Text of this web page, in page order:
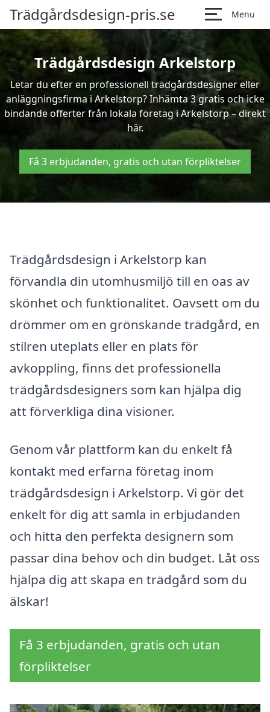
Trädgårdsdesign-pris.se Menu
Trädgårdsdesign Arkelstorp
Letar du efter en professionell trädgårdsdesigner eller
anläggningsfirma i Arkelstorp? Inhämta 3 gratis och icke
bindande offerter från lokala företag i Arkelstorp – direkt
här.
Få 3 erbjudanden, gratis och utan förpliktelser
Trädgårdsdesign i Arkelstorp kan
förvandla din utomhusmiljö till en oas av
skönhet och funktionalitet. Oavsett om du
drömmer om en grönskande trädgård, en
stilren uteplats eller en plats för
avkoppling, finns det professionella
trädgårdsdesigners som kan hjälpa dig
att förverkliga dina visioner.
Genom vår plattform kan du enkelt få
kontakt med erfarna företag inom
trädgårdsdesign i Arkelstorp. Vi gör det
enkelt för dig att samla in erbjudanden
och hitta den perfekta designern som
passar dina behov och din budget. Låt oss
hjälpa dig att skapa en trädgård som du
älskar!
Få 3 erbjudanden, gratis och utan
förpliktelser